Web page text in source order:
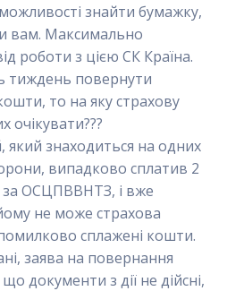
знайти бумажку,
вам. Максимально
роботи з цією СК Країна.
повернути
то на яку страхову
очікувати???
який знаходиться на одних
випадково сплатив 2
за ОСЦПВВНТЗ, і вже
не може страхова
сплажені кошти.
заява на повернання
документи з дії не дійсні,